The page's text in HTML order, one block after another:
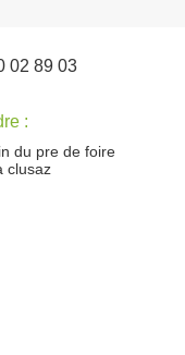
02 89 03
:
du pre de foire
clusaz